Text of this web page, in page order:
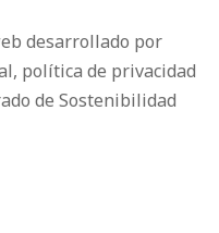
desarrollado por
política de privacidad
de Sostenibilidad